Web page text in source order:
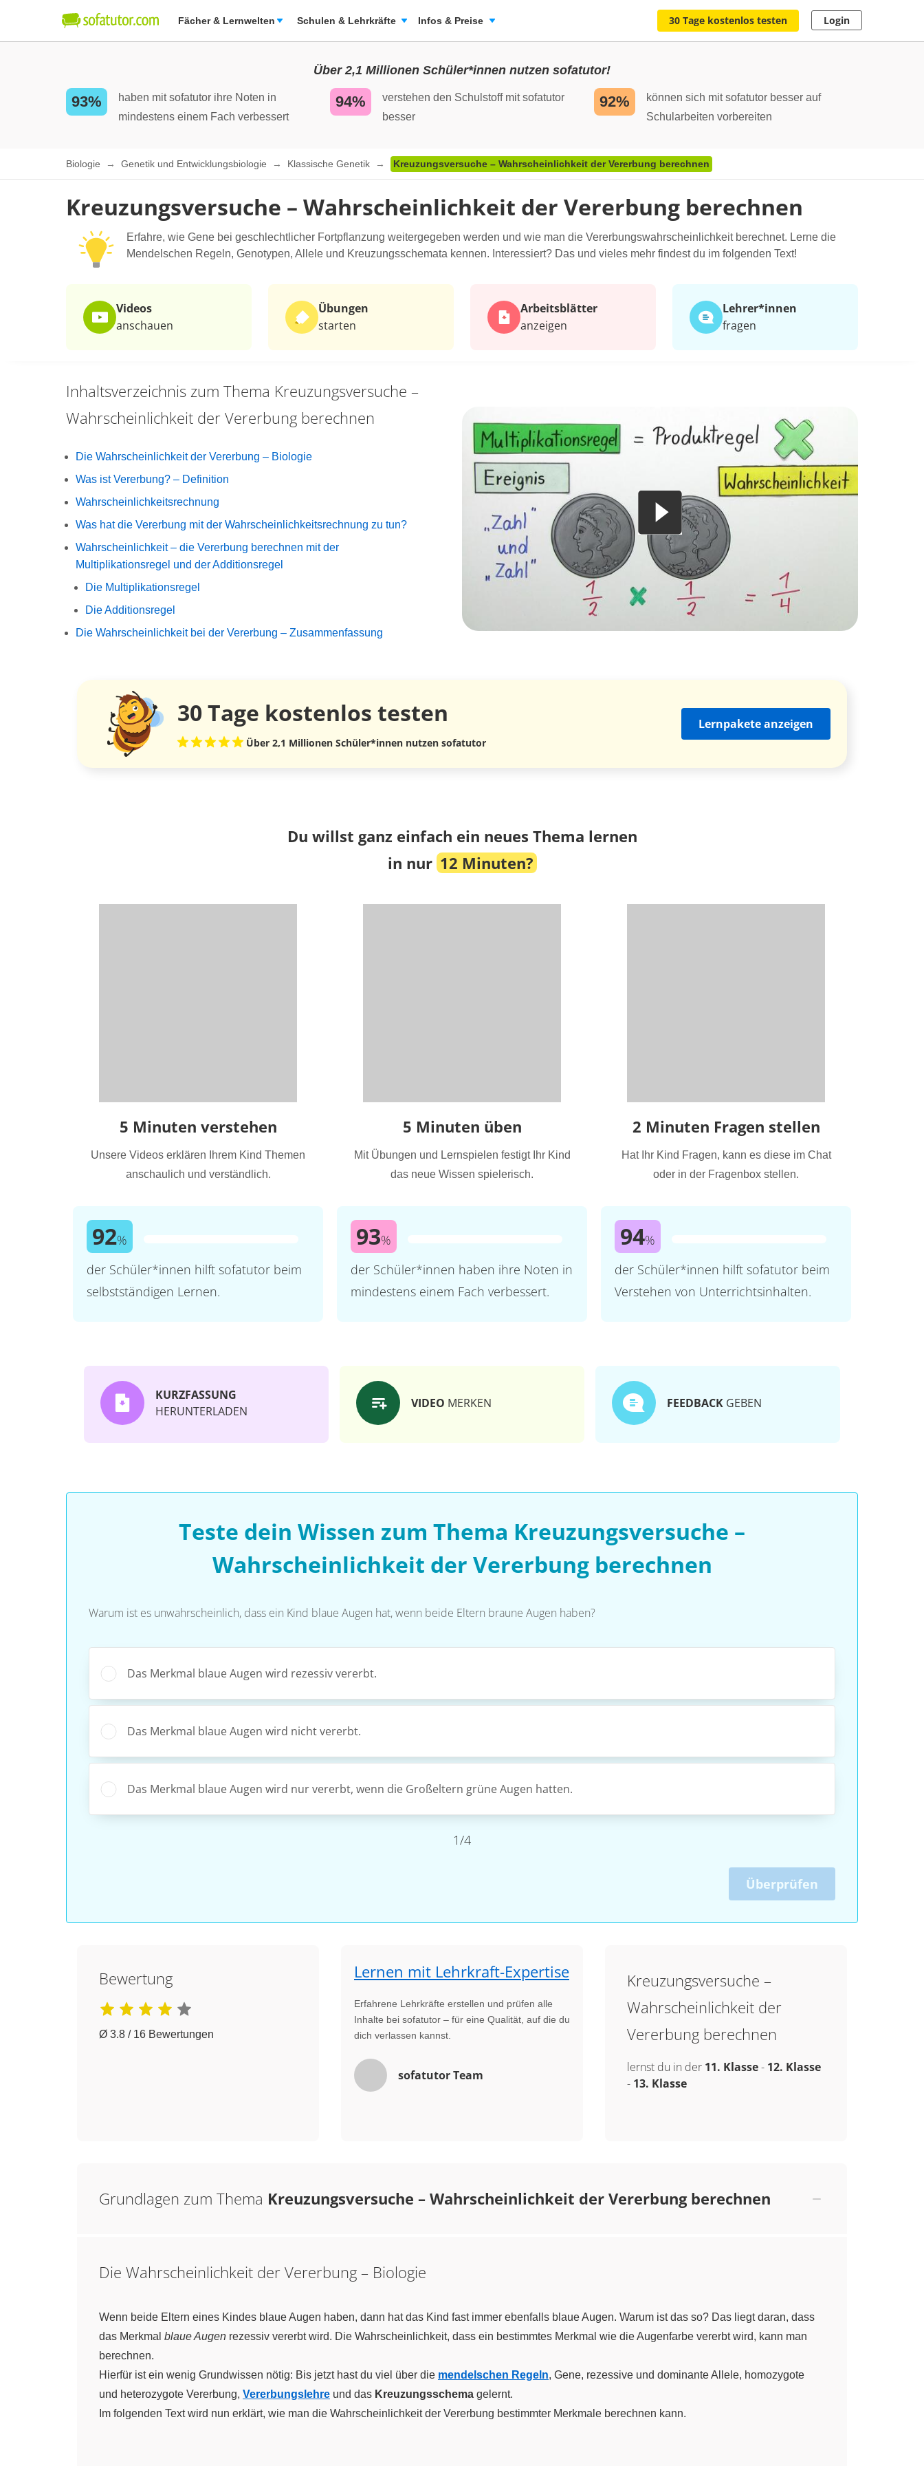
Fächer & Lernwelten Schulen & Lehrkräfte Infos & Preise 30 Tage kostenlos testen Login
Über 2,1 Millionen Schüler*innen nutzen sofatutor!
93%
haben mit sofatutor ihre Noten in
mindestens einem Fach verbessert
94%
verstehen den Schulstoff mit sofatutor
besser
92%
können sich mit sofatutor besser auf
Schularbeiten vorbereiten
Biologie Genetik und Entwicklungsbiologie Klassische Genetik Kreuzungsversuche – Wahrscheinlichkeit der Vererbung berechnen
Kreuzungsversuche – Wahrscheinlichkeit der Vererbung berechnen
Erfahre, wie Gene bei geschlechtlicher Fortpflanzung weitergegeben werden und wie man die Vererbungswahrscheinlichkeit berechnet. Lerne die
Mendelschen Regeln, Genotypen, Allele und Kreuzungsschemata kennen. Interessiert? Das und vieles mehr findest du im folgenden Text!
Videos
anschauen
Übungen
starten
Arbeits­blätter
anzeigen
Lehrer*​innen
fragen
Inhaltsverzeichnis zum Thema Kreuzungsversuche –
Wahrscheinlichkeit der Vererbung berechnen
Die Wahrscheinlichkeit der Vererbung – Biologie
Was ist Vererbung? – Definition
Wahrscheinlichkeitsrechnung
Was hat die Vererbung mit der Wahrscheinlichkeitsrechnung zu tun?
Wahrscheinlichkeit – die Vererbung berechnen mit der
Multiplikationsregel und der Additionsregel
Die Multiplikationsregel
Die Additionsregel
Die Wahrscheinlichkeit bei der Vererbung – Zusammenfassung
30 Tage kostenlos testen
Über 2,1 Millionen Schüler*innen nutzen sofatutor
Lernpakete anzeigen
Du willst ganz einfach ein neues Thema lernen
in nur 12 Minuten?
5 Minuten verstehen
Unsere Videos erklären Ihrem Kind Themen
anschaulich und verständlich.
92%
der Schüler*innen hilft sofatutor beim
selbstständigen Lernen.
5 Minuten üben
Mit Übungen und Lernspielen festigt Ihr Kind
das neue Wissen spielerisch.
93%
der Schüler*innen haben ihre Noten in
mindestens einem Fach verbessert.
2 Minuten Fragen stellen
Hat Ihr Kind Fragen, kann es diese im Chat
oder in der Fragenbox stellen.
94%
der Schüler*innen hilft sofatutor beim
Verstehen von Unterrichtsinhalten.
KURZFASSUNG
HERUNTERLADEN
VIDEO MERKEN FEEDBACK GEBEN
Teste dein Wissen zum Thema Kreuzungsversuche –
Wahrscheinlichkeit der Vererbung berechnen
Warum ist es unwahrscheinlich, dass ein Kind blaue Augen hat, wenn beide Eltern braune Augen haben?
Das Merkmal blaue Augen wird rezessiv vererbt.
Das Merkmal blaue Augen wird nicht vererbt.
Das Merkmal blaue Augen wird nur vererbt, wenn die Großeltern grüne Augen hatten.
1/4
Überprüfen
Bewertung
Ø 3.8 / 16 Bewertungen
Lernen mit Lehrkraft-Expertise
Erfahrene Lehrkräfte erstellen und prüfen alle
Inhalte bei sofatutor – für eine Qualität, auf die du
dich verlassen kannst.
sofatutor Team
Kreuzungsversuche –
Wahrscheinlichkeit der
Vererbung berechnen
lernst du in der 11. Klasse- 12. Klasse
- 13. Klasse
Grundlagen zum Thema Kreuzungsversuche – Wahrscheinlichkeit der Vererbung berechnen
Die Wahrscheinlichkeit der Vererbung – Biologie
Wenn beide Eltern eines Kindes blaue Augen haben, dann hat das Kind fast immer ebenfalls blaue Augen. Warum ist das so? Das liegt daran, dass
das Merkmal blaue Augen rezessiv vererbt wird. Die Wahrscheinlichkeit, dass ein bestimmtes Merkmal wie die Augenfarbe vererbt wird, kann man
berechnen.
Hierfür ist ein wenig Grundwissen nötig: Bis jetzt hast du viel über die mendelschen Regeln, Gene, rezessive und dominante Allele, homozygote
und heterozygote Vererbung, Vererbungslehre und das Kreuzungsschema gelernt.
Im folgenden Text wird nun erklärt, wie man die Wahrscheinlichkeit der Vererbung bestimmter Merkmale berechnen kann.